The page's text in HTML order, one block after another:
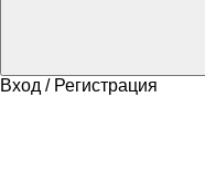
Вход / Регистрация